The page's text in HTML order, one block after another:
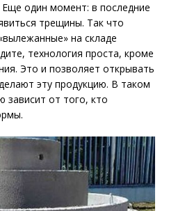
один момент: в последние
трещины. Так что
на складе
технология проста, кроме
Это и позволяет открывать
эту продукцию. В таком
зависит от того, кто